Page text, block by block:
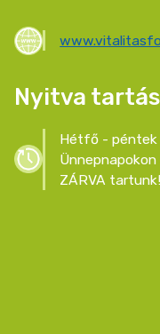
Nyitva tartás
Hétfő - péntek
ZÁRVA tartunk!